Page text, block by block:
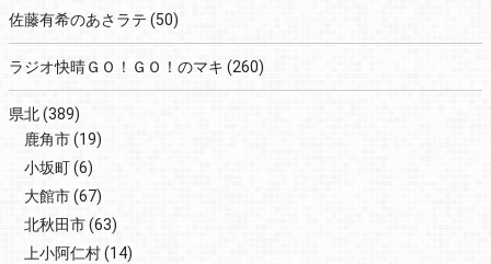
佐藤有希のあさラテ (50)
ラジオ快晴ＧＯ！ＧＯ！のマキ (260)
県北(389)
鹿角市(19)
小坂町(6)
大館市(67)
北秋田市(63)
上小阿仁村(14)